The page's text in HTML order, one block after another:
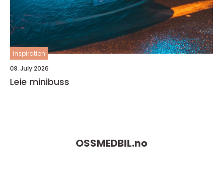
inspiration
08. July 2026
Leie minibuss
OSSMEDBIL.no